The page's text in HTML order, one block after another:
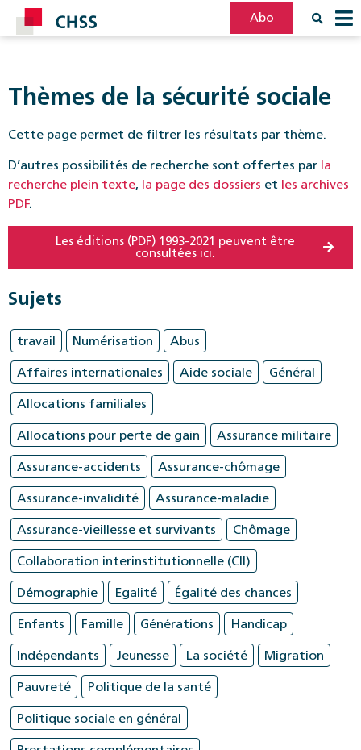
Abo
Thèmes de la sécurité sociale
Cette page permet de filtrer les résultats par thème.
D’autres possibilités de recherche sont offertes par la
recherche plein texte, la page des dossiers et les archives
PDF.
Les éditions (PDF) 1993-2021 peuvent être
consultées ici.
Sujets
travail Numérisation Abus
Affaires internationales Aide sociale Général
Allocations familiales
Allocations pour perte de gain Assurance militaire
Assurance-accidents Assurance-chômage
Assurance-invalidité Assurance-maladie
Assurance-vieillesse et survivants Chômage
Collaboration interinstitutionnelle (CII)
Démographie Egalité Égalité des chances
Enfants Famille Générations Handicap
Indépendants Jeunesse La société Migration
Pauvreté Politique de la santé
Politique sociale en général